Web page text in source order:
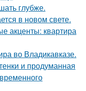
глубже.
в новом свете.
акценты: квартира
во Владикавказе.
и продуманная